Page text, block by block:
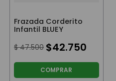
Frazada Corderito
Infantil BLUEY
$ 47.500 $42.750
COMPRAR